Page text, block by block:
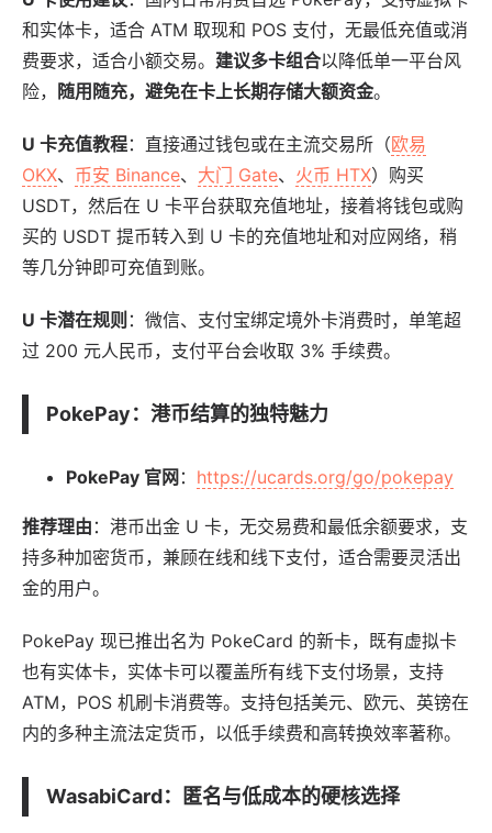
和实体卡，适合 ATM 取现和 POS 支付，无最低充值或消
费要求，适合小额交易。 建议多卡组合以降低单一平台风
险，
随用随充，避免在卡上长期存储大额资金。
U 卡充值教程：直接通过钱包或在主流交易所（欧易
OKX、 币安 Binance、 大门 Gate、 火币 HTX）购买
USDT，然后在 U 卡平台获取充值地址，接着将钱包或购
买的 USDT 提币转入到 U 卡的充值地址和对应网络，稍
等几分钟即可充值到账。
U 卡潜在规则 ：微信、支付宝绑定境外卡消费时，单笔超
过 200 元人民币，支付平台会收取 3% 手续费。
PokePay：港币结算的独特魅力
PokePay 官网 ： https://ucards.org/go/pokepay
推荐理由 ：港币出金 U 卡，无交易费和最低余额要求，支
持多种加密货币，兼顾在线和线下支付，适合需要灵活出
金的用户。
PokePay 现已推出名为 PokeCard 的新卡，既有虚拟卡
也有实体卡，实体卡可以覆盖所有线下支付场景，支持
ATM，POS 机刷卡消费等。支持包括美元、欧元、英镑在
内的多种主流法定货币，以低手续费和高转换效率著称。
WasabiCard：匿名与低成本的硬核选择